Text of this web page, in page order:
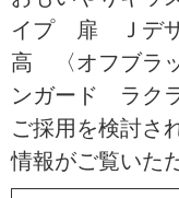
イプ 扉 Ｊデ
高 〈オフブラ
ンガード ラク
ご採用を検討さ
情報がご覧いた